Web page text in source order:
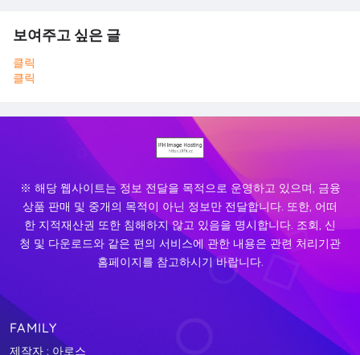
보여주고 싶은 글
클릭
클릭
※ 해당 웹사이트는 정보 전달을 목적으로 운영하고 있으며, 금융
상품 판매 및 중개의 목적이 아닌 정보만 전달합니다. 또한, 어떠
한 지적재산권 또한 침해하지 않고 있음을 명시합니다. 조회, 신
청 및 다운로드와 같은 편의 서비스에 관한 내용은 관련 처리기관
홈페이지를 참고하시기 바랍니다.
FAMILY
제작자 : 아로스